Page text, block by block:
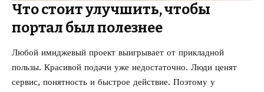
Что стоит улучшить, чтобы
портал был полезнее
Любой имиджевый проект выигрывает от прикладной
пользы. Красивой подачи уже недостаточно. Люди ценят
сервис, понятность и быстрое действие. Поэтому у